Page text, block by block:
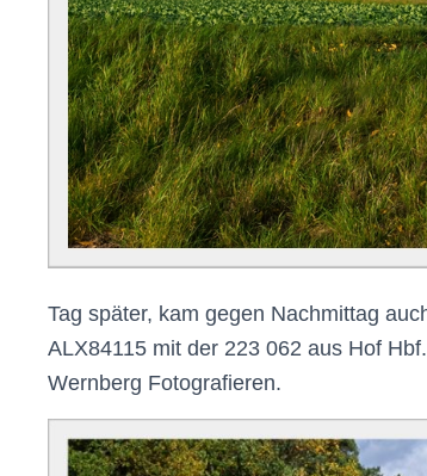
Tag später, kam gegen Nachmittag
ALX84115 mit der 223 062 aus Hof
Wernberg Fotografieren.